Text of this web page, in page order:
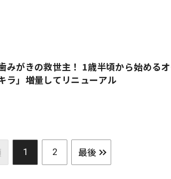
みがきの救世主！ 1歳半頃から始める
ラ」増量してリニューアル
1 2 最後